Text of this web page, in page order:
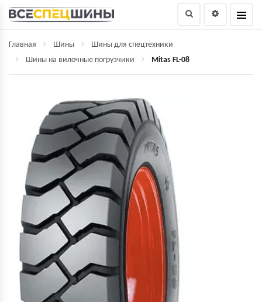
Главная Шины
Шины для спецтехники
Шины на вилочные погрузчики
Mitas FL-08